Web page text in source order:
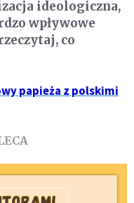
ideologiczna,
wpływowe
co
papieża z polskimi